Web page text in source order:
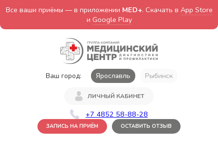
Все ваши приёмы — в приложении MED+. Скачать в App Store
и Google Play
Ваш город: Ярославль Рыбинск
ЛИЧНЫЙ КАБИНЕТ
+7 4852 58-88-28
ЗАПИСЬ НА ПРИЁМ ОСТАВИТЬ ОТЗЫВ